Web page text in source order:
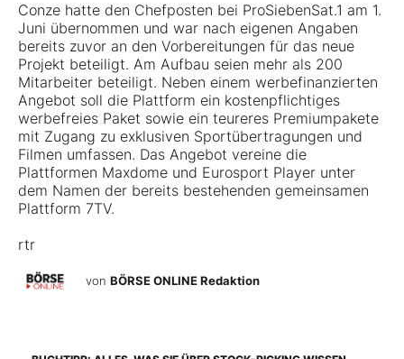
Conze hatte den Chefposten bei ProSiebenSat.1 am 1.
Juni übernommen und war nach eigenen Angaben
bereits zuvor an den Vorbereitungen für das neue
Projekt beteiligt. Am Aufbau seien mehr als 200
Mitarbeiter beteiligt. Neben einem werbefinanzierten
Angebot soll die Plattform ein kostenpflichtiges
werbefreies Paket sowie ein teureres Premiumpakete
mit Zugang zu exklusiven Sportübertragungen und
Filmen umfassen. Das Angebot vereine die
Plattformen Maxdome und Eurosport Player unter
dem Namen der bereits bestehenden gemeinsamen
Plattform 7TV.
rtr
von BÖRSE ONLINE Redaktion